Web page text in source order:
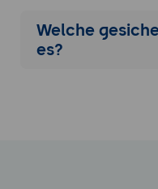
Welche
es?